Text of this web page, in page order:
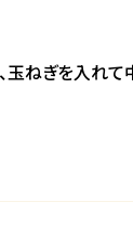
玉ねぎを入れて